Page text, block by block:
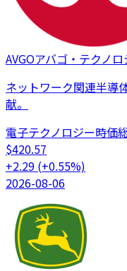
AVGOアバゴ・テクノロ
ネットワーク関連半導
献。
電子テクノロジー時価
$420.57
+2.29 (+0.55%)
2026-08-06